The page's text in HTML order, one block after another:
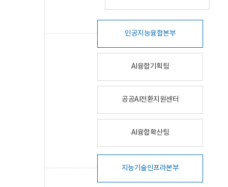
인공지능융합본부
AI융합기획팀
공공AI전환지원센터
AI융합확산팀
지능기술인프라본부